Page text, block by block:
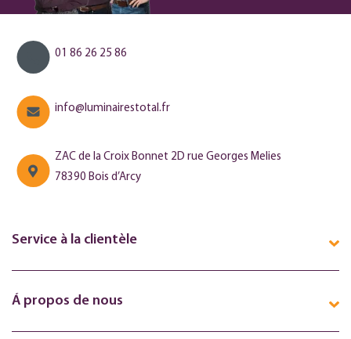
01 86 26 25 86
info@luminairestotal.fr
ZAC de la Croix Bonnet 2D rue Georges Melies
78390 Bois d’Arcy
Service à la clientèle
Á propos de nous